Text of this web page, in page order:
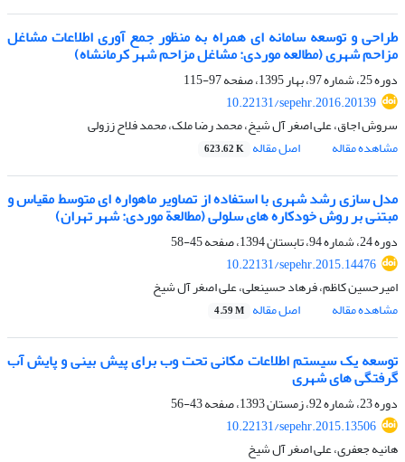
طراحی و توسعه سامانه ای همراه به منظور جمع آوری اطلاعات مشاغل
مزاحم شهری (مطالعه موردی: مشاغل مزاحم شهر کرمانشاه)
دوره 25، شماره 97، بهار 1395، صفحه
97-115
10.22131/sepehr.2016.20139
سروش اجاق، علی اصغر آل شیخ، محمد رضا ملک، محمد فلاح ززولی
مشاهده مقاله
اصل مقاله 623.62 K
مدل سازی رشد شهری با استفاده از تصاویر ماهواره ای متوسط مقیاس و
مبتنی بر روش خودکاره های سلولی (مطالعة موردی: شهر تهران)
دوره 24، شماره 94، تابستان 1394، صفحه
45-58
10.22131/sepehr.2015.14476
امیرحسین کاظم، فرهاد حسینعلی، علی اصغر آل شیخ
مشاهده مقاله
اصل مقاله 4.59 M
توسعه یک سیستم اطلاعات مکانی تحت وب برای پیش بینی و پایش آب
گرفتگی های شهری
دوره 23، شماره 92، زمستان 1393، صفحه
43-56
10.22131/sepehr.2015.13506
هانیه جعفری، علی اصغر آل شیخ